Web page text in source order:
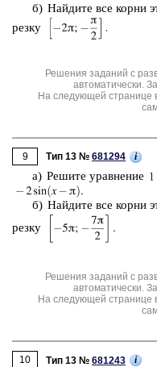
б) Най­ди­те все корни
рез­ку
Решения заданий с
автоматически.
На следующей странице
9 Тип 13 № 681294 i
а) Ре­ши­те урав­не­ние
б) Най­ди­те все корни
рез­ку
Решения заданий с
автоматически.
На следующей странице
10 Тип 13 № 681243 i